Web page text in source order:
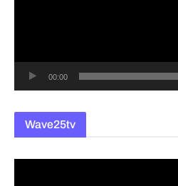
00:00
Wave25tv